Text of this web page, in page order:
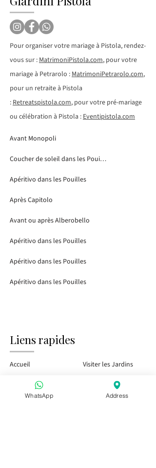
Pour organiser votre mariage à Pistola, rendez-
vous sur :MatrimoniPistola.com, pour votre
mariage à Petrarolo :MatrimoniPetrarolo.com,
pour un retraite à Pistola
:Retreatspistola.com, pour votre pré-mariage
ou célébration à Pistola :Eventipistola.com
Avant Monopoli
Coucher de soleil dans les Pouilles
Apéritivo dans les Pouilles
Après Capitolo
Avant ou après Alberobello
Apéritivo dans les Pouilles
Apéritivo dans les Pouilles
Apéritivo dans les Pouilles
Liens rapides
Accueil
Tasting Bar
Visiter les Jardins
Événements publics
WhatsApp Address